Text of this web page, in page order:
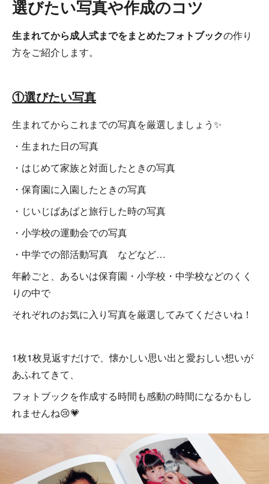
選びたい写真や作成のコツ
生まれてから成人式までをまとめたフォトブックの作り
方をご紹介します。
①選びたい写真
生まれてからこれまでの写真を厳選しましょう✨
・生まれた日の写真
・はじめて家族と対面したときの写真
・保育園に入園したときの写真
・じいじばあばと旅行した時の写真
・小学校の運動会での写真
・中学での部活動写真 などなど…
年齢ごと、あるいは保育園・小学校・中学校などのくく
りの中で
それぞれのお気に入り写真を厳選してみてくださいね！
1枚1枚見返すだけで、懐かしい思い出と愛おしい想いが
あふれてきて、
フォトブックを作成する時間も感動の時間になるかもし
れませんね😢💗